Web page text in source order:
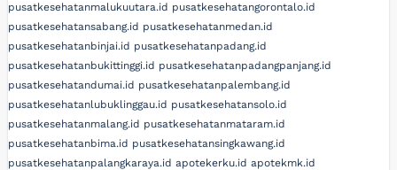
pusatkesehatanmalukuutara.id pusatkesehatangorontalo.id
pusatkesehatansabang.id pusatkesehatanmedan.id
pusatkesehatanbinjai.id pusatkesehatanpadang.id
pusatkesehatanbukittinggi.id pusatkesehatanpadangpanjang.id
pusatkesehatandumai.id pusatkesehatanpalembang.id
pusatkesehatanlubuklinggau.id pusatkesehatansolo.id
pusatkesehatanmalang.id pusatkesehatanmataram.id
pusatkesehatanbima.id pusatkesehatansingkawang.id
pusatkesehatanpalangkaraya.id apotekerku.id apotekmk.id